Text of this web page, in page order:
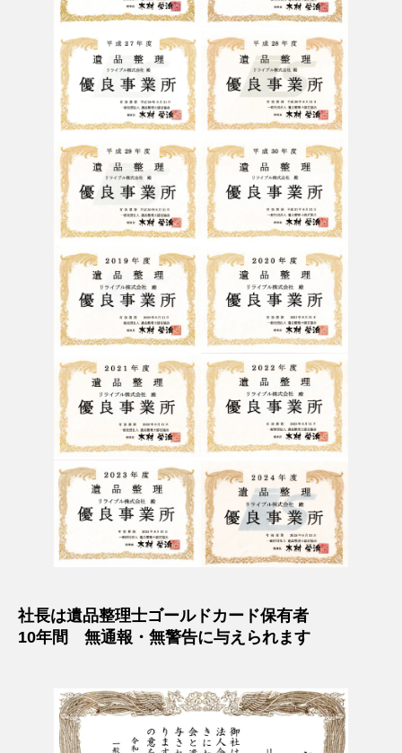
社長は遺品整理士ゴールドカード保有者
10年間 無通報・無警告に与えられます